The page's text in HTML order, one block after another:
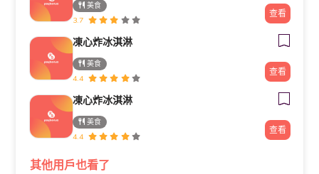
美食
3.7
查看
凍心炸冰淇淋
美食
4.4
查看
凍心炸冰淇淋
美食
4.4
查看
其他用戶也看了